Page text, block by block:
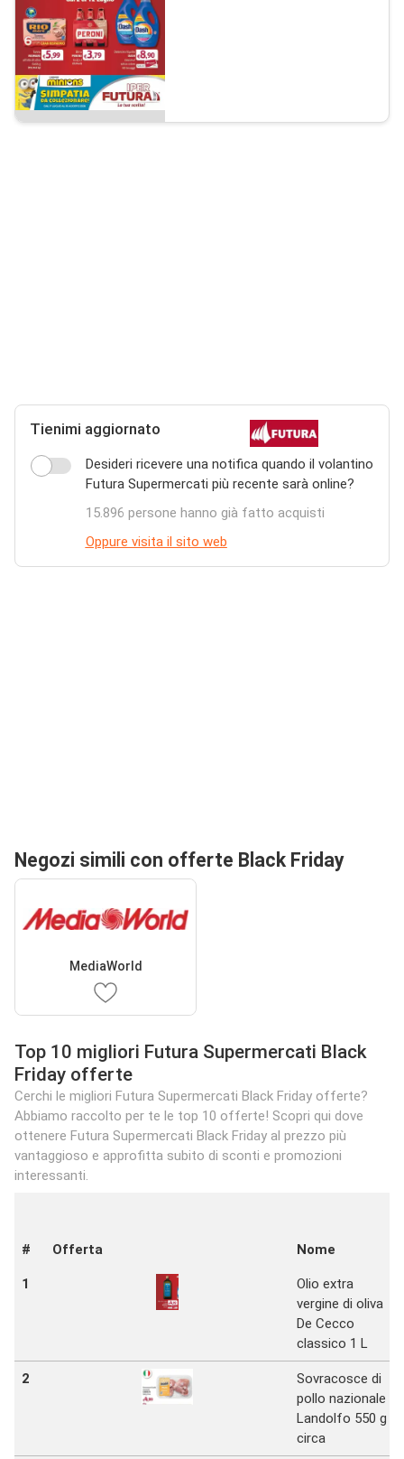
Tienimi aggiornato
Desideri ricevere una notifica quando il volantino
Futura Supermercati più recente sarà online?
15.896 persone hanno già fatto acquisti
Oppure visita il sito web
Negozi simili con offerte Black Friday
MediaWorld
Top 10 migliori Futura Supermercati Black
Friday offerte
Cerchi le migliori Futura Supermercati Black Friday offerte?
Abbiamo raccolto per te le top 10 offerte! Scopri qui dove
ottenere Futura Supermercati Black Friday al prezzo più
vantaggioso e approfitta subito di sconti e promozioni
interessanti.
# Offerta Nome
1
Olio extra
vergine di oliva
De Cecco
classico 1 L
2
Sovracosce di
pollo nazionale
Landolfo 550 g
circa